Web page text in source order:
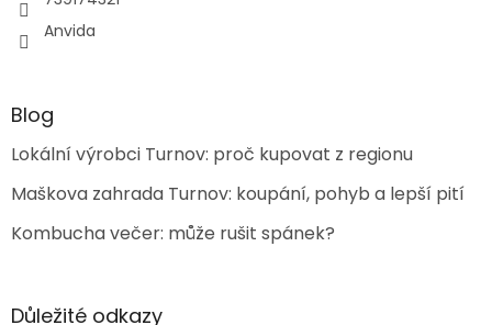
Anvida
Blog
Lokální výrobci Turnov: proč kupovat z regionu
Maškova zahrada Turnov: koupání, pohyb a lepší pití
Kombucha večer: může rušit spánek?
Důležité odkazy